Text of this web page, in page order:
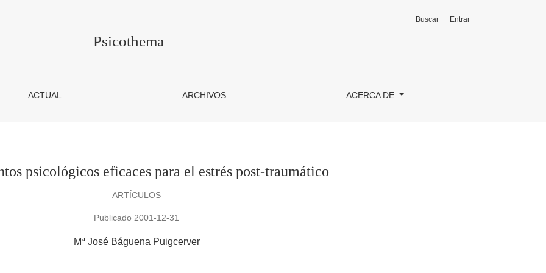
post-traumático
Psicothema
ACTUAL ARCHIVOS ACERCA DE
Buscar Entrar
psicológicos eficaces para el estrés post-traumático
ARTÍCULOS
Publicado 2001-12-31
Mª José Báguena Puigcerver